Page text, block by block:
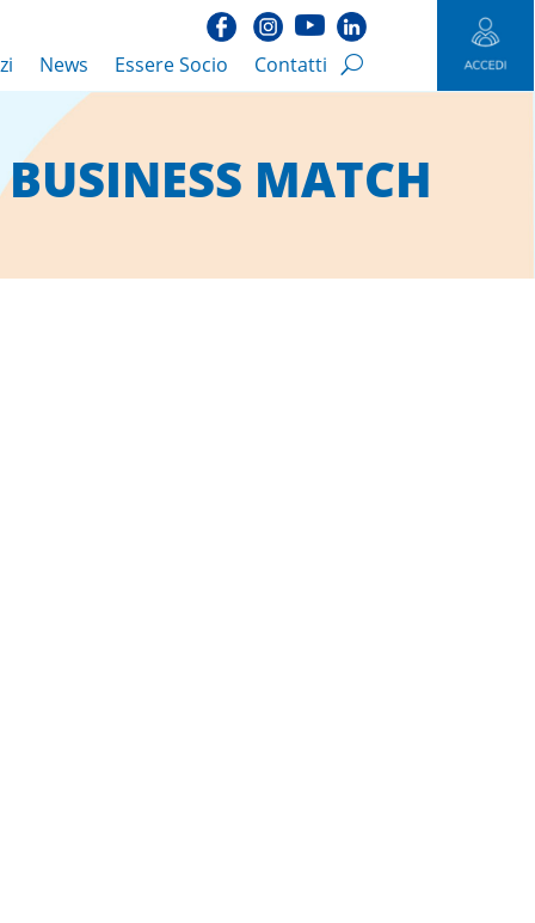
News Essere Socio Contatti
MATCH